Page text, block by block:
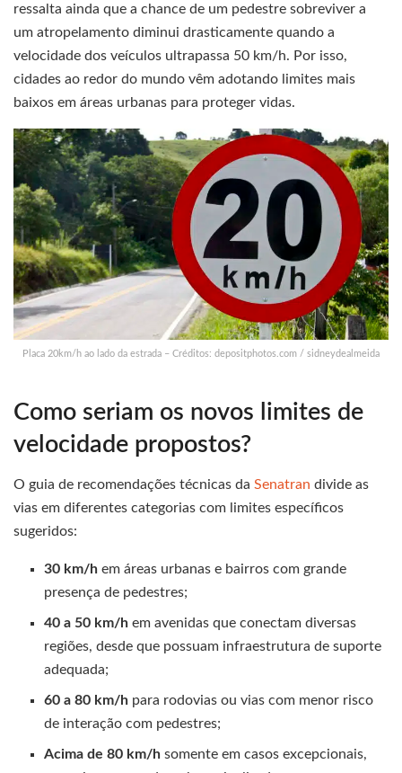
ressalta ainda que a chance de um pedestre sobreviver a
um atropelamento diminui drasticamente quando a
velocidade dos veículos ultrapassa 50 km/h. Por isso,
cidades ao redor do mundo vêm adotando limites mais
baixos em áreas urbanas para proteger vidas.
Placa 20km/h ao lado da estrada – Créditos: depositphotos.com / sidneydealmeida
Como seriam os novos limites de
velocidade propostos?
O guia de recomendações técnicas da Senatran divide as
vias em diferentes categorias com limites específicos
sugeridos:
30 km/h em áreas urbanas e bairros com grande
presença de pedestres;
40 a 50 km/h em avenidas que conectam diversas
regiões, desde que possuam infraestrutura de suporte
adequada;
60 a 80 km/h para rodovias ou vias com menor risco
de interação com pedestres;
Acima de 80 km/h somente em casos excepcionais,